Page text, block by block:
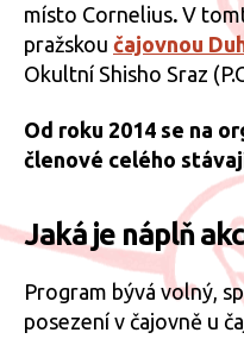
místo Cornelius. V
pražskou čajovnou
Okultní Shisho Sraz
Od roku 2014 se na
členové celého
Jaká je náplň
Program bývá volný,
posezení v čajovně u